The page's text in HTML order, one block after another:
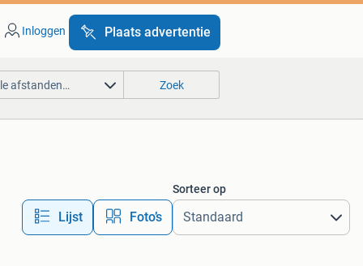
Inloggen Plaats advertentie
afstanden… Zoek
Lijst Foto’s
Sorteer op